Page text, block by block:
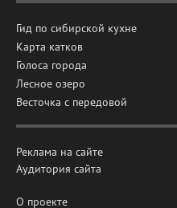
Гид по сибирской кухне
Карта катков
Голоса города
Лесное озеро
Весточка с передовой
Реклама на сайте
Аудитория сайта
О проекте